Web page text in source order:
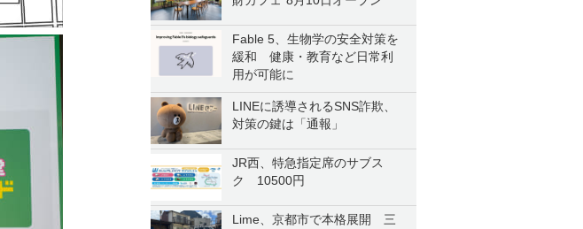
Fable 5、生物学の安全対策を
緩和 健康・教育など日常利
用が可能に
LINEに誘導されるSNS詐欺、
対策の鍵は「通報」
JR西、特急指定席のサブス
ク 10500円
Lime、京都市で本格展開 三